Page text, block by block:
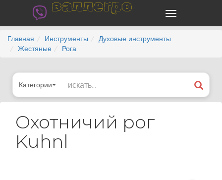
валлегро
Главная Инструменты
Духовые инструменты
Жестяные
Рога
Категории
Охотничий рог
Kuhnl